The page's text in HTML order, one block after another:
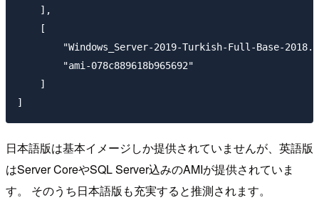
    ],
    [
"Windows_Server-2019-Turkish-Full-Base-
        "ami-078c889618b965692"
    ]
日本語版は基本イメージしか提供されていませんが、英語版
はServer CoreやSQL Server込みのAMIが提供されていま
す。 そのうち日本語版も充実すると推測されます。